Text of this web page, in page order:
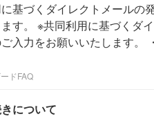
基づくダイレクトメール
す。 ※共同利用に基づくダ
入力をお願いいたします。
ドFAQ
について